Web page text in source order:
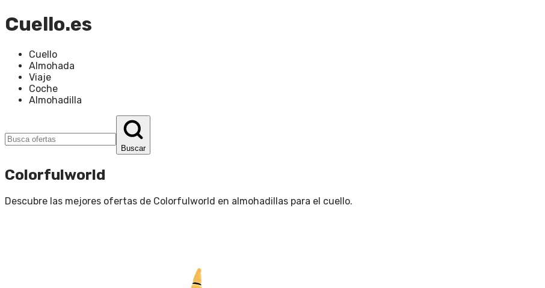
Cuello.es
Cuello
Almohada
Viaje
Coche
Almohadilla
Buscar
Colorfulworld
Descubre las mejores ofertas de Colorfulworld en almohadillas para el cuello.